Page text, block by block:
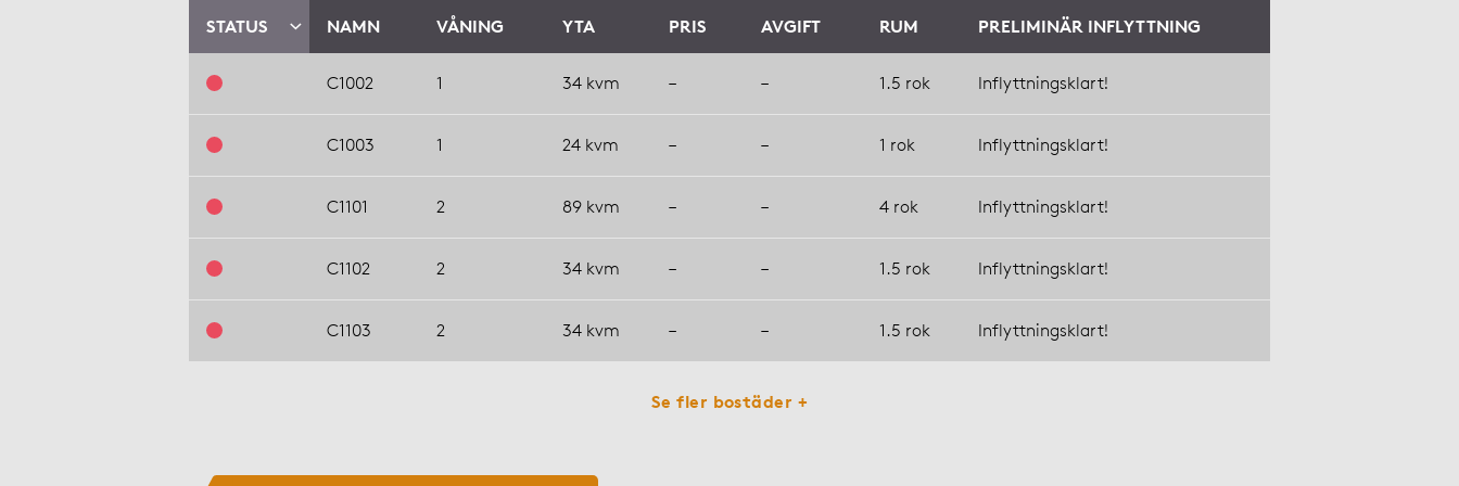
STATUS NAMN VÅNING YTA PRIS AVGIFT RUM PRELIMINÄR INFLYTTNING
C1002 1 34 kvm – – 1.5 rok Inflyttningsklart!
C1003 1 24 kvm – – 1 rok Inflyttningsklart!
C1101 2 89 kvm – – 4 rok Inflyttningsklart!
C1102 2 34 kvm – – 1.5 rok Inflyttningsklart!
C1103 2 34 kvm – – 1.5 rok Inflyttningsklart!
Se fler bostäder +